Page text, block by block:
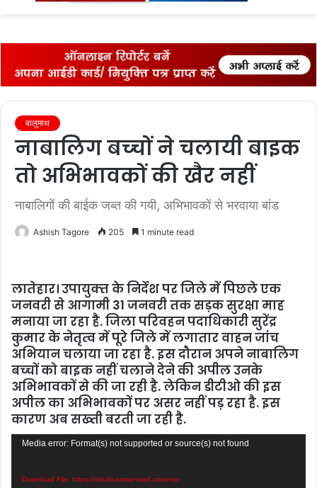
बालुमाथ
नाबालिग बच्‍चों ने चलायी बाइक
तो अभिभावकों की खैर नहीं
नाबालिगों की बाईक जब्‍त की गयी, अभिभावकों से भरवाया बांड
Ashish Tagore 205 1 minute read
लातेहार। उपायुक्‍त के निर्देश पर जिले में पिछले एक
जनवरी से आगामी 31 जनवरी तक सड़क सुरक्षा माह
मनाया जा रहा है. जिला परिवहन पदाधिकारी सुरेंद्र
कुमार के नेतृत्‍व में पूरे जिले में लगातार वाहन जांंच
अभियान चलाया जा रहा है. इस दौरान अपने नाबालिग
बच्‍चों को बाइक नहीं चलाने देने की अपील उनके
अभिभावकों से की जा रही है. लेकिन डीटीओ की इस
अपील का अभिभावकों पर असर नहीं पड़ रहा है. इस
कारण अब सख्‍ती बरती जा रही है.
Video
Media error: Format(s) not supported or source(s) not found
Download File: https://shubhamsanwad.com/wp-